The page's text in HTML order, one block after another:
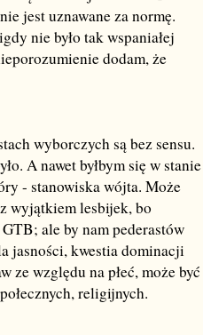
jest uznawane za normę.
nie było tak wspaniałej
dodam, że
wyborczych są bez sensu.
A nawet byłbym się w stanie
- stanowiska wójta. Może
wyjątkiem lesbijek, bo
ale by nam pederastów
jasności, kwestia dominacji
ze względu na płeć, może być
religijnych.